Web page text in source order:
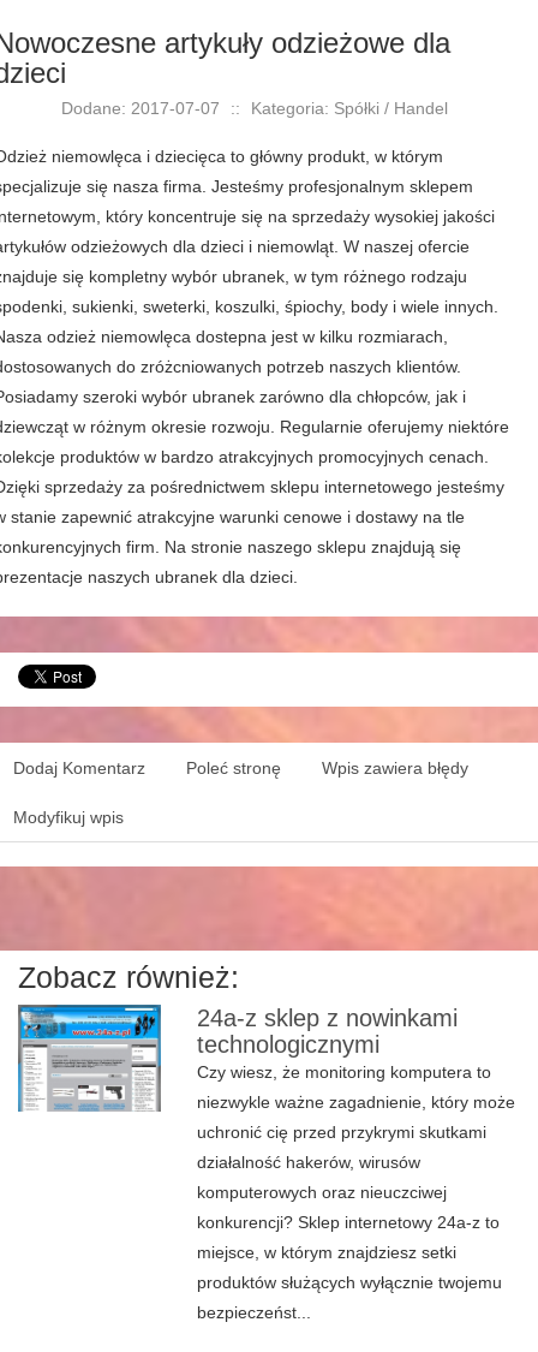
artykuły odzieżowe dla
Dodane: 2017-07-07 :: Kategoria: Spółki / Handel
niemowlęca i dziecięca to główny produkt, w którym
się nasza firma. Jesteśmy profesjonalnym sklepem
który koncentruje się na sprzedaży wysokiej jakości
odzieżowych dla dzieci i niemowląt. W naszej ofercie
się kompletny wybór ubranek, w tym różnego rodzaju
sukienki, sweterki, koszulki, śpiochy, body i wiele innych.
odzież niemowlęca dostepna jest w kilku rozmiarach,
do zróżcniowanych potrzeb naszych klientów.
szeroki wybór ubranek zarówno dla chłopców, jak i
w różnym okresie rozwoju. Regularnie oferujemy niektóre
produktów w bardzo atrakcyjnych promocyjnych cenach.
sprzedaży za pośrednictwem sklepu internetowego jesteśmy
stanie zapewnić atrakcyjne warunki cenowe i dostawy na tle
firm. Na stronie naszego sklepu znajdują się
naszych ubranek dla dzieci.
Dodaj Komentarz Poleć stronę Wpis zawiera błędy
Modyfikuj wpis
Zobacz również:
24a-z sklep z nowinkami
technologicznymi
Czy wiesz, że monitoring komputera to
niezwykle ważne zagadnienie, który może
uchronić cię przed przykrymi skutkami
działalność hakerów, wirusów
komputerowych oraz nieuczciwej
konkurencji? Sklep internetowy 24a-z to
miejsce, w którym znajdziesz setki
produktów służących wyłącznie twojemu
bezpieczeńst...